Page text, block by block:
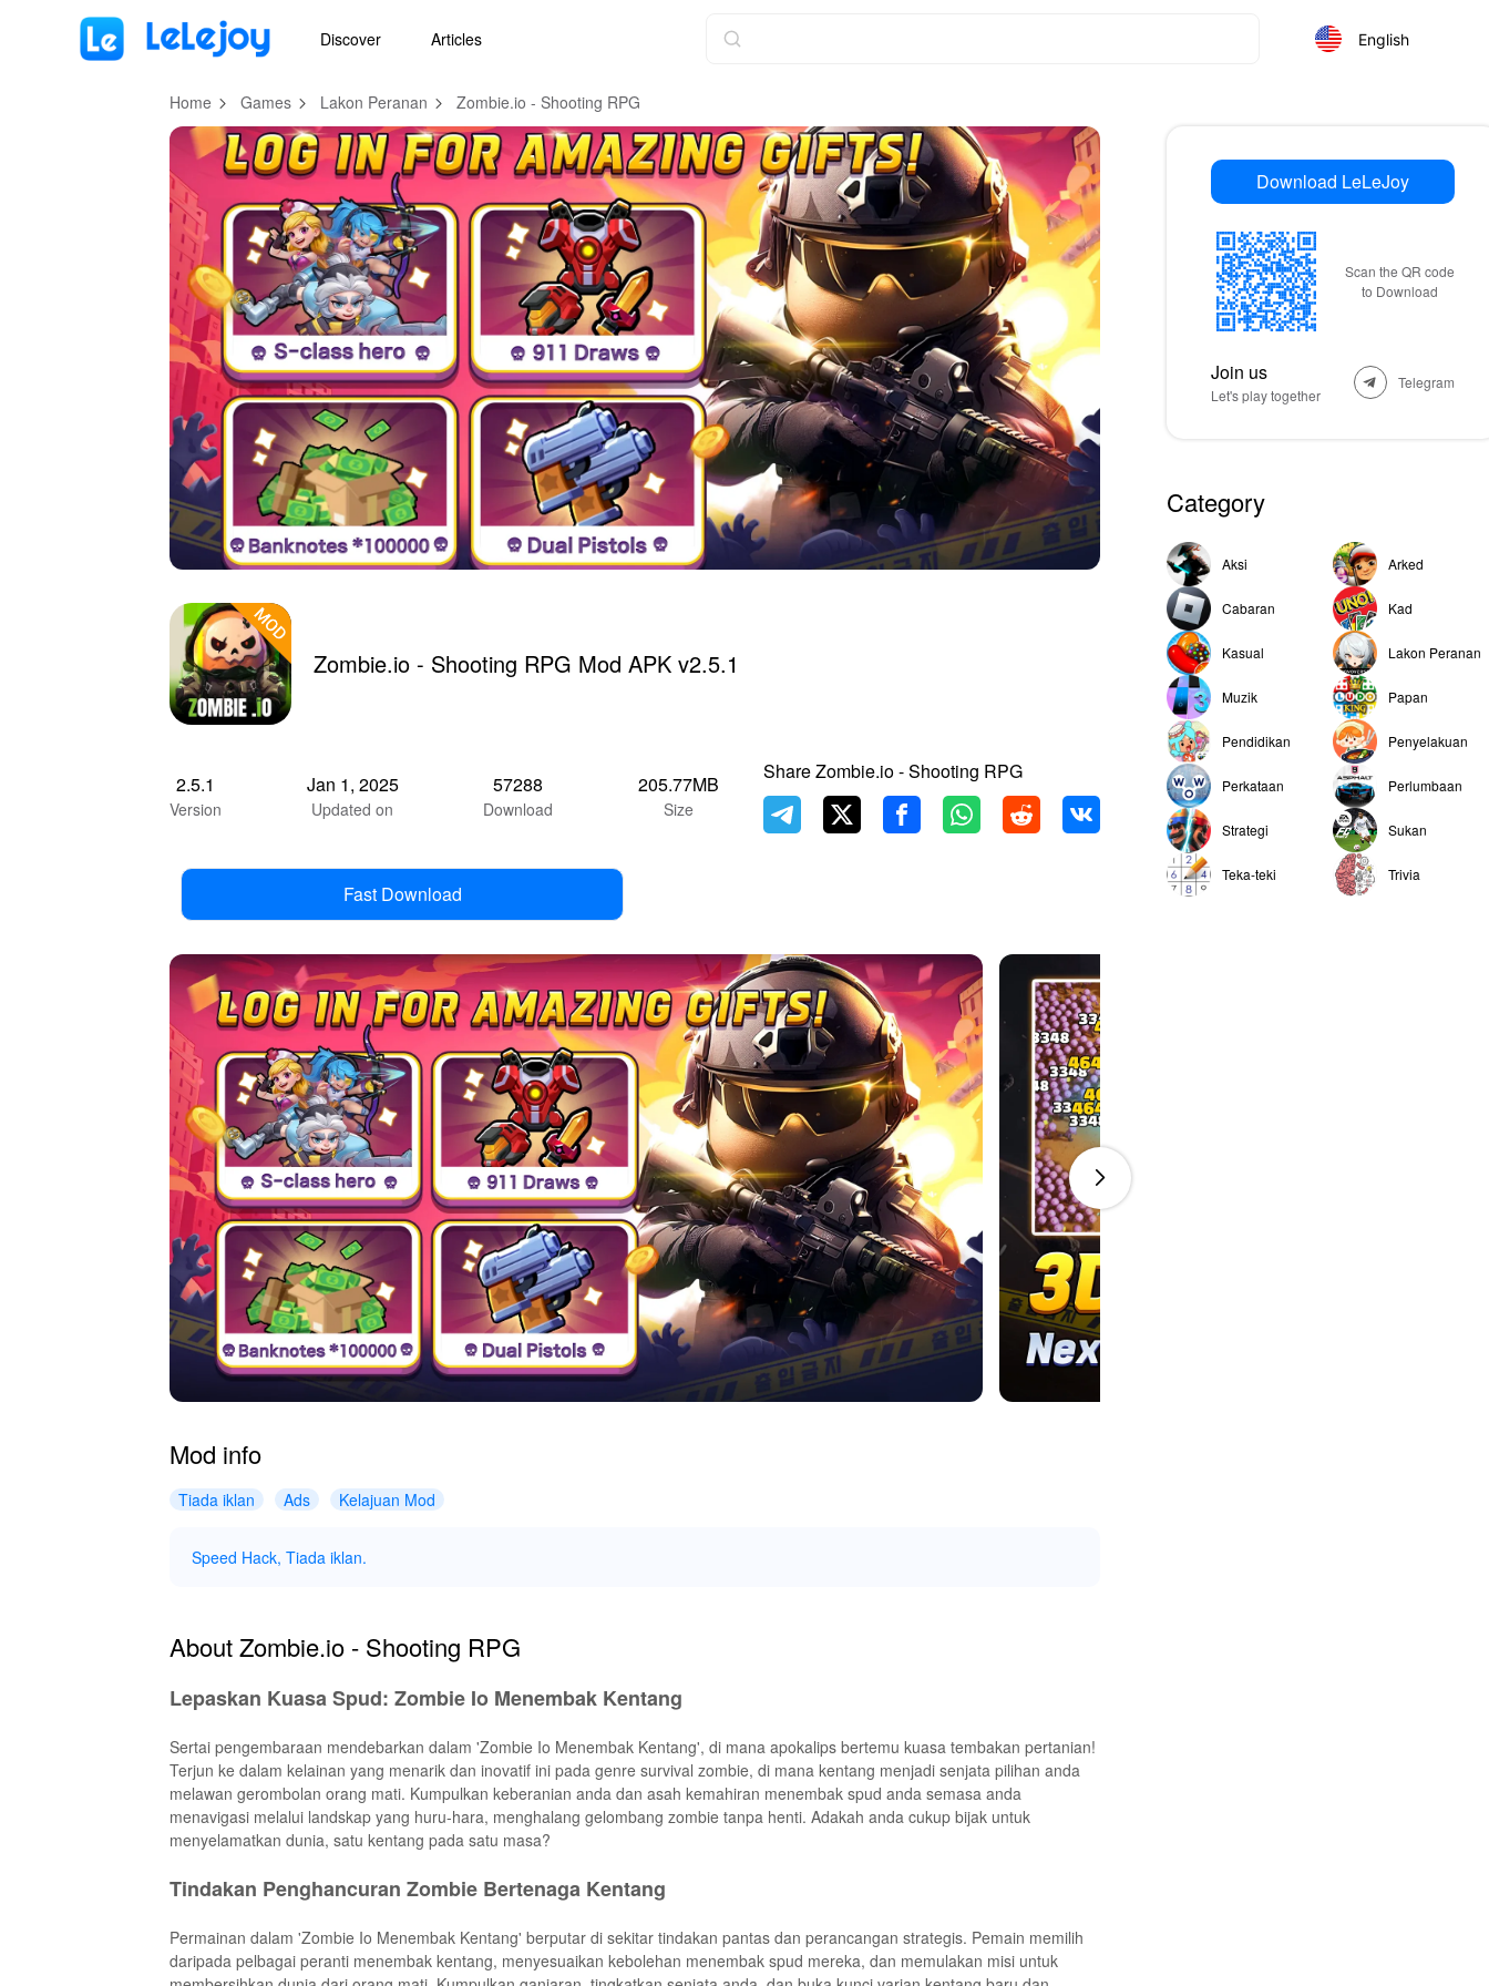
Discover Articles English
Home Games Lakon Peranan Zombie.io - Shooting RPG
Zombie.io - Shooting RPG Mod APK v2.5.1
2.5.1
Version
Jan 1, 2025
Updated on
57288
Download
205.77MB
Size
Share Zombie.io - Shooting RPG
Fast Download
Mod info
Tiada iklan Ads Kelajuan Mod
Speed Hack, Tiada iklan.
About Zombie.io - Shooting RPG
Lepaskan Kuasa Spud: Zombie Io Menembak Kentang
Sertai pengembaraan mendebarkan dalam 'Zombie Io Menembak Kentang', di mana apokalips bertemu kuasa tembakan pertanian!
Terjun ke dalam kelainan yang menarik dan inovatif ini pada genre survival zombie, di mana kentang menjadi senjata pilihan anda
melawan gerombolan orang mati. Kumpulkan keberanian anda dan asah kemahiran menembak spud anda semasa anda
menavigasi melalui landskap yang huru-hara, menghalang gelombang zombie tanpa henti. Adakah anda cukup bijak untuk
menyelamatkan dunia, satu kentang pada satu masa?
Tindakan Penghancuran Zombie Bertenaga Kentang
Permainan dalam 'Zombie Io Menembak Kentang' berputar di sekitar tindakan pantas dan perancangan strategis. Pemain memilih
daripada pelbagai peranti menembak kentang, menyesuaikan kebolehan menembak spud mereka, dan memulakan misi untuk
Download LeLeJoy
Scan the QR code
to Download
Join us
Let's play together
Telegram
Category
Aksi Arked
Cabaran Kad
Kasual Lakon Peranan
Muzik Papan
Pendidikan Penyelakuan
Perkataan Perlumbaan
Strategi Sukan
Teka-teki Trivia